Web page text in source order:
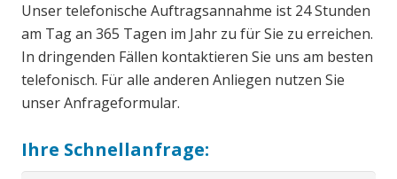
Unser telefonische Auftragsannahme ist 24 Stunden
am Tag an 365 Tagen im Jahr zu für Sie zu erreichen.
In dringenden Fällen kontaktieren Sie uns am besten
telefonisch. Für alle anderen Anliegen nutzen Sie
unser Anfrageformular.
Ihre Schnellanfrage: